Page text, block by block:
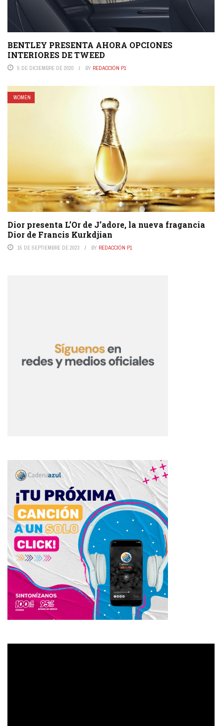
BENTLEY PRESENTA AHORA OPCIONES
INTERIORES DE TWEED
5 DE DICIEMBRE DE 2020 BY REDACCIÓN P1
WOMEN
Dior presenta L’Or de J’adore, la nueva fragancia
Dior de Francis Kurkdjian
15 DE SEPTIEMBRE DE 2023 BY REDACCIÓN P1